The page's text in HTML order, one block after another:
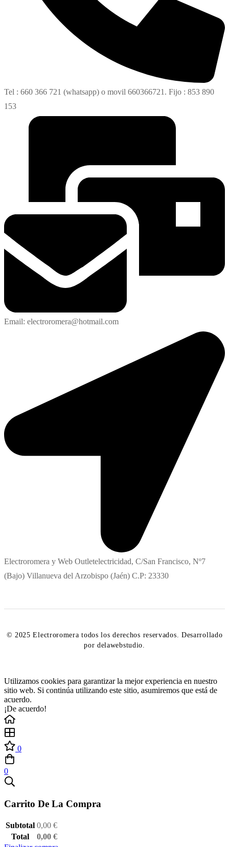
Tel : 660 366 721 (whatsapp) o movil 660366721. Fijo : 853 890
153
Email: electroromera@hotmail.com
Electroromera y Web Outletelectricidad, C/San Francisco, Nº7
(Bajo) Villanueva del Arzobispo (Jaén) C.P: 23330
© 2025 Electroromera todos los derechos reservados. Desarrollado
por delawebstudio.
Utilizamos cookies para garantizar la mejor experiencia en nuestro
sitio web. Si continúa utilizando este sitio, asumiremos que está de
acuerdo.
¡De acuerdo!
0
0
Carrito De La Compra
Subtotal 0,00 €
Total
0,00 €